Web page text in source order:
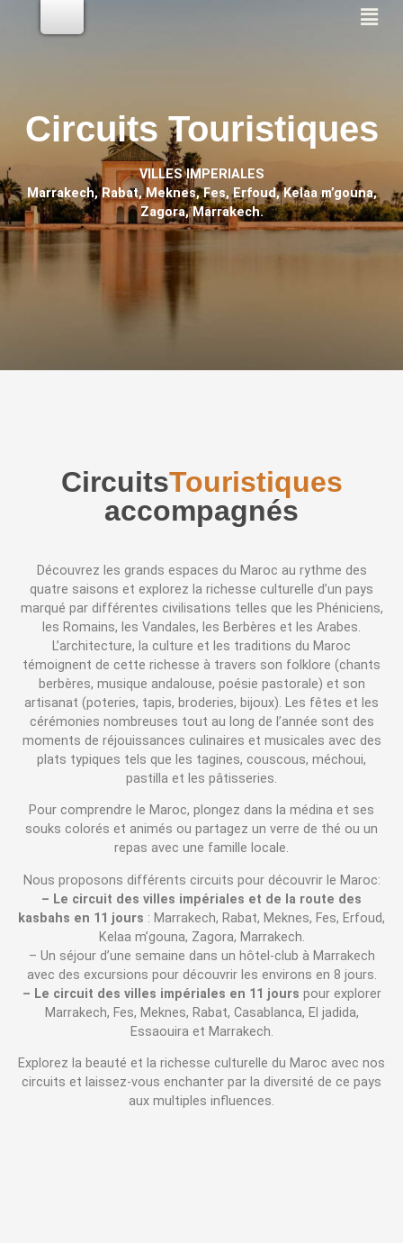
Circuits Touristiques
VILLES IMPERIALES
Marrakech, Rabat, Meknes, Fes, Erfoud, Kelaa m’gouna,
Zagora, Marrakech.
CircuitsTouristiques
Accompagnés
Découvrez les grands espaces du Maroc au rythme des
quatre saisons et explorez la richesse culturelle d’un pays
marqué par différentes civilisations telles que les Phéniciens,
les Romains, les Vandales, les Berbères et les Arabes.
L’architecture, la culture et les traditions du Maroc
témoignent de cette richesse à travers son folklore (chants
berbères, musique andalouse, poésie pastorale) et son
artisanat (poteries, tapis, broderies, bijoux). Les fêtes et les
cérémonies nombreuses tout au long de l’année sont des
moments de réjouissances culinaires et musicales avec des
plats typiques tels que les tagines, couscous, méchoui,
pastilla et les pâtisseries.
Pour comprendre le Maroc, plongez dans la médina et ses
souks colorés et animés ou partagez un verre de thé ou un
repas avec une famille locale.
Nous proposons différents circuits pour découvrir le Maroc:
– Le circuit des villes impériales et de la route des
kasbahs en 11 jours : Marrakech, Rabat, Meknes, Fes, Erfoud,
Kelaa m’gouna, Zagora, Marrakech.
– Un séjour d’une semaine dans un hôtel-club à Marrakech
avec des excursions pour découvrir les environs en 8 jours.
– Le circuit des villes impériales en 11 jours pour explorer
Marrakech, Fes, Meknes, Rabat, Casablanca, El jadida,
Essaouira et Marrakech.
Explorez la beauté et la richesse culturelle du Maroc avec nos
circuits et laissez-vous enchanter par la diversité de ce pays
aux multiples influences.